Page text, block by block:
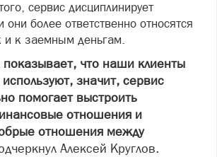
сервис дисциплинирует
они более ответственно относятся
и к заемным деньгам.
показывает, что наши клиенты
значит, сервис
помогает выстроить
отношения и
отношения между
Алексей Круглов.